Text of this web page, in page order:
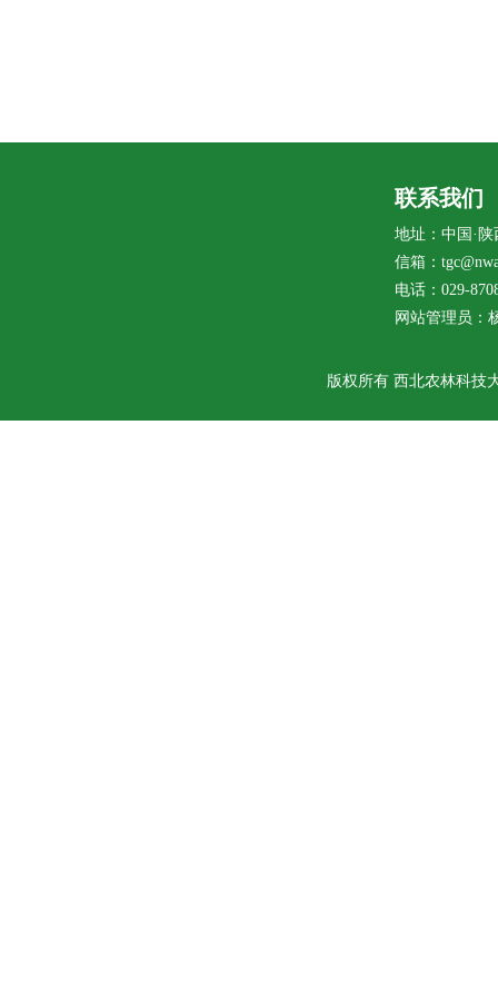
联系我们
地址：中国·
信箱：
电话：029-
网站管理员：
版权所有 西北农林科技